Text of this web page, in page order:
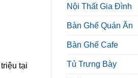
Nội Thất Gia Đình
Bàn Ghế Quán Ăn
Bàn Ghế Cafe
Tủ Trưng Bày
tại